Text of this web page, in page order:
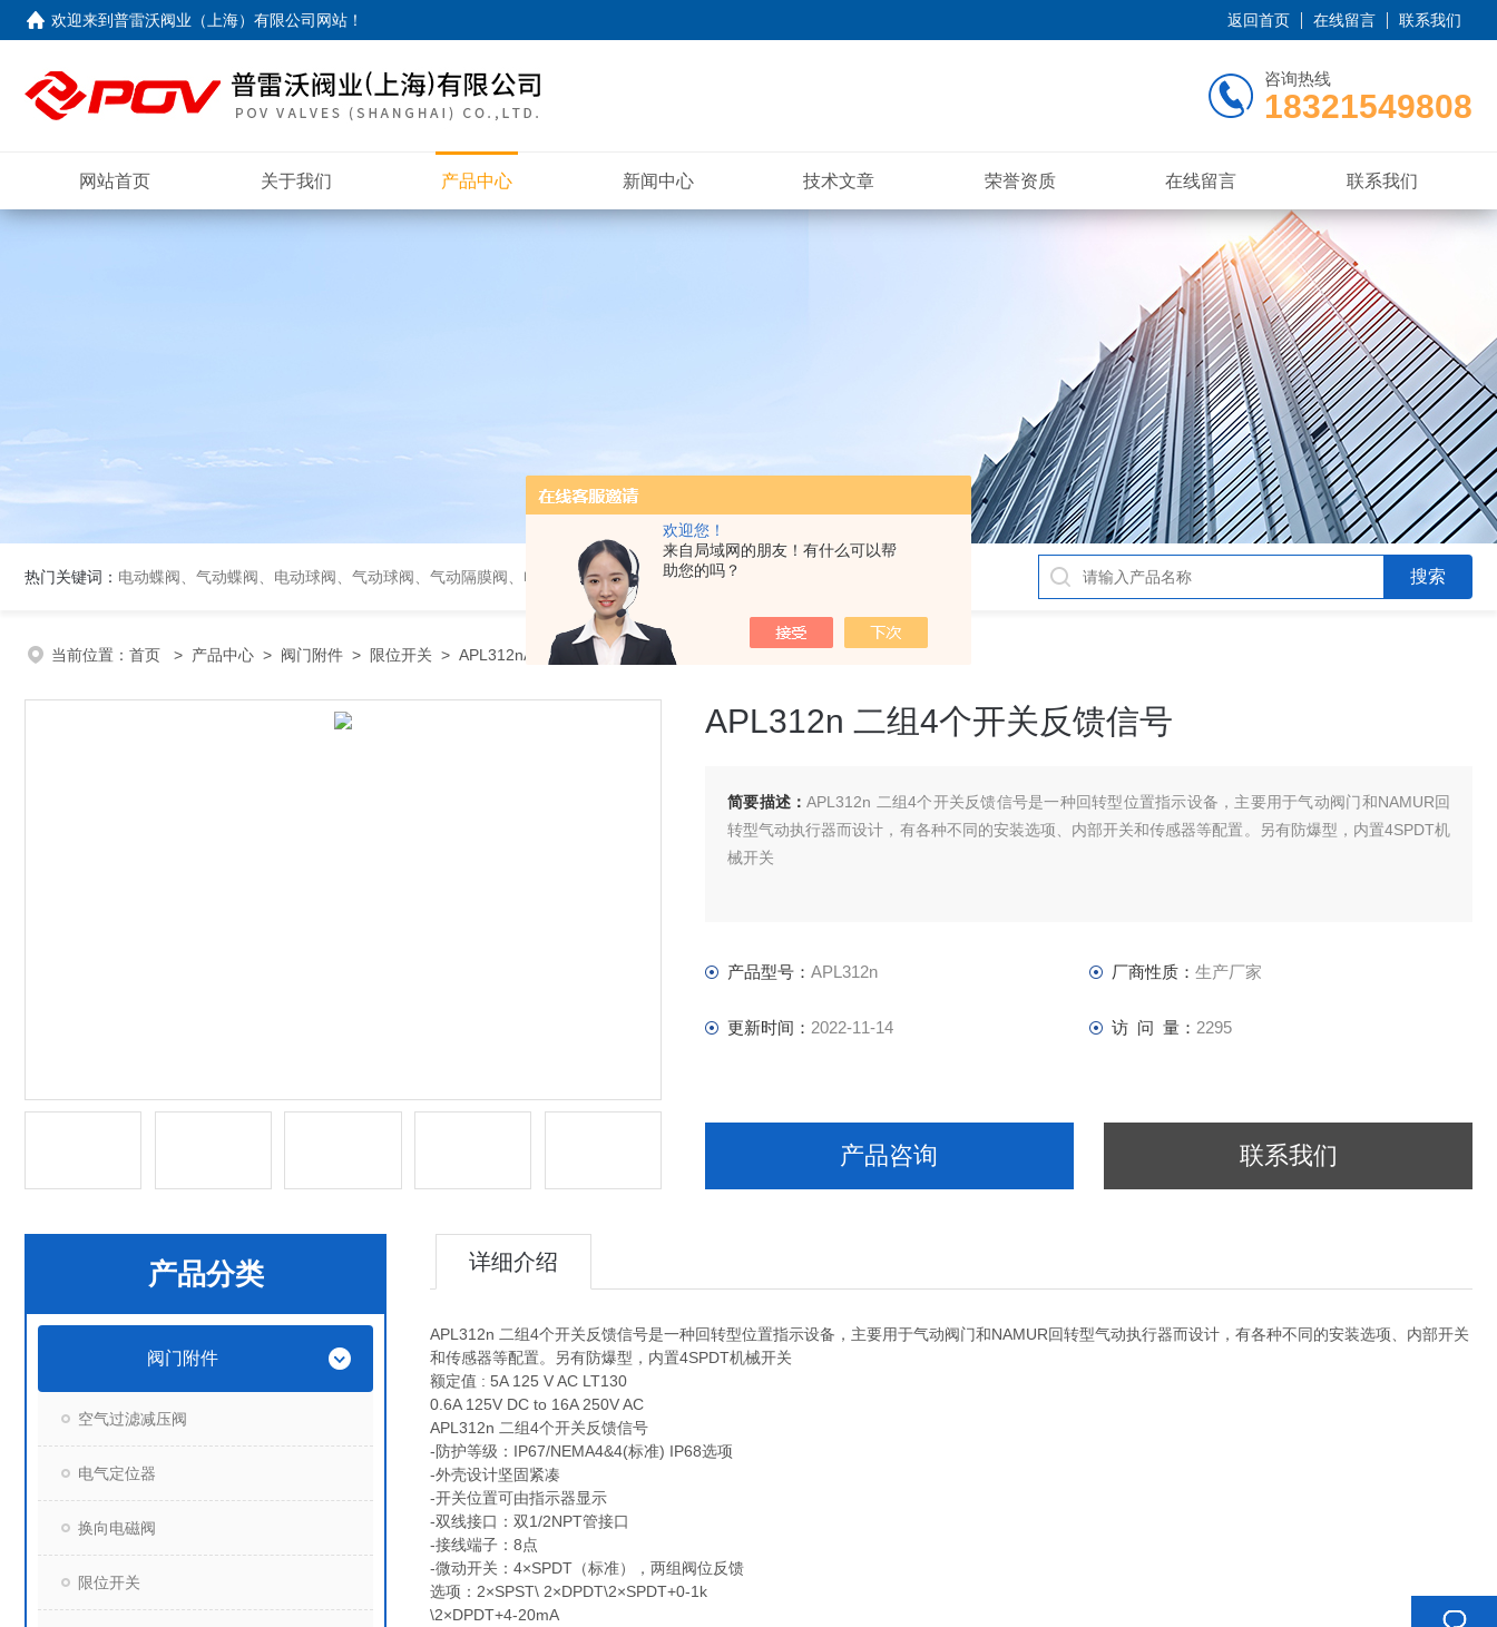
欢迎您！
来自局域网的朋友！有什么可以帮
助您的吗？
欢迎来到普雷沃阀业（上海）有限公司网站 ！ 返回首页 在线留言 联系我们
咨询热线
18321549808
网站首页 关于我们 产品中心 新闻中心 技术文章 荣誉资质 在线留言 联系我们
热门关键词： 电动蝶阀、气动蝶阀、电动球阀、气动球阀、气动隔膜阀、电磁阀、调节阀、气动角座阀
当前位置： 首页 > 产品中心 > 阀门附件 > 限位开关 > APL312nAPL312n 二组4个开关反馈信号
APL312n 二组4个开关反馈信号
简要描述：APL312n 二组4个开关反馈信号是一种回转型位置指示设备，主要用于气动阀门和NAMUR回
转型气动执行器而设计，有各种不同的安装选项、内部开关和传感器等配置。另有防爆型，内置4SPDT机
械开关
产品型号： APL312n 厂商性质： 生产厂家
更新时间： 2022-11-14 访 问 量： 2295
产品咨询 联系我们
产品分类
阀门附件
空气过滤减压阀
电气定位器
换向电磁阀
限位开关
详细介绍
APL312n 二组4个开关反馈信号是一种回转型位置指示设备，主要用于气动阀门和NAMUR回转型气动执行器而设计，有各种不同的安装选项、内部开关
和传感器等配置。另有防爆型，内置4SPDT机械开关
额定值 : 5A 125 V AC LT130
0.6A 125V DC to 16A 250V AC
APL312n 二组4个开关反馈信号
-防护等级：IP67/NEMA4&4(标准) IP68选项
-外壳设计坚固紧凑
-开关位置可由指示器显示
-双线接口：双1/2NPT管接口
-接线端子：8点
-微动开关：4×SPDT（标准），两组阀位反馈
选项：2×SPST\ 2×DPDT\2×SPDT+0-1k
\2×DPDT+4-20mA